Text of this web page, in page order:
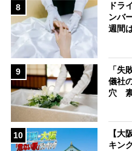
8
ドラ
ンバ
週間
9
「失
儀社
穴
10
【大
キン